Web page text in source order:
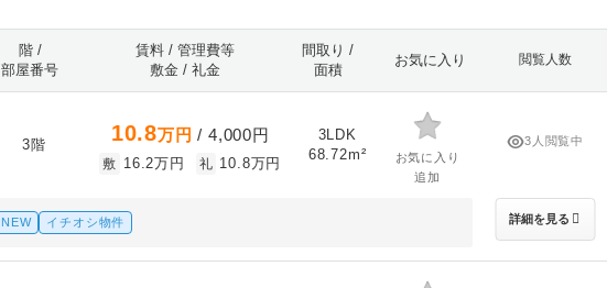
階 /
部屋番号
賃料 / 管理費等
敷金 / 礼金
間取り /
面積
お気に入り 閲覧人数
3階 10.8万円 / 4,000円
敷 16.2万円 礼 10.8万円
3LDK
68.72m²
お気に入り
追加
NEW イチオシ物件
3人閲覧中
詳細を見る